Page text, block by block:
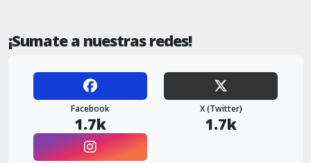
¡Sumate a nuestras redes!
Facebook
1.7k
X (Twitter)
1.7k